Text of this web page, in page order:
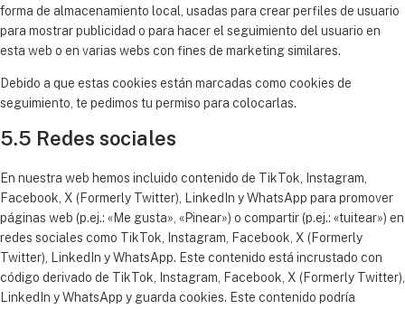
forma de almacenamiento local, usadas para crear perfiles de usuario
para mostrar publicidad o para hacer el seguimiento del usuario en
esta web o en varias webs con fines de marketing similares.
Debido a que estas cookies están marcadas como cookies de
seguimiento, te pedimos tu permiso para colocarlas.
5.5 Redes sociales
En nuestra web hemos incluido contenido de TikTok, Instagram,
Facebook, X (Formerly Twitter), LinkedIn y WhatsApp para promover
páginas web (p.ej.: «Me gusta», «Pinear») o compartir (p.ej.: «tuitear») en
redes sociales como TikTok, Instagram, Facebook, X (Formerly
Twitter), LinkedIn y WhatsApp. Este contenido está incrustado con
código derivado de TikTok, Instagram, Facebook, X (Formerly Twitter),
LinkedIn y WhatsApp y guarda cookies. Este contenido podría